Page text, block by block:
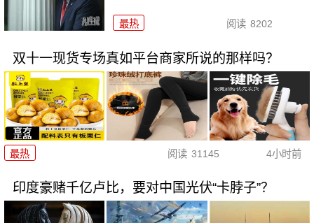
最热 阅读 8202
双十一现货专场真如平台商家所说的那样吗？
最热 阅读 31145 4小时前
印度豪赌千亿卢比，要对中国光伏“卡脖子”？